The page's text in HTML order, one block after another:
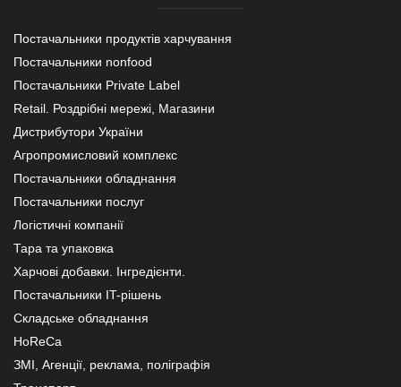
Постачальники продуктів харчування
Постачальники nonfood
Постачальники Private Label
Retail. Роздрібні мережі, Магазини
Дистрибутори України
Агропромисловий комплекс
Постачальники обладнання
Постачальники послуг
Логістичні компанії
Тара та упаковка
Харчові добавки. Інгредієнти.
Постачальники IT-рішень
Складське обладнання
HoReCa
ЗМІ, Агенції, реклама, поліграфія